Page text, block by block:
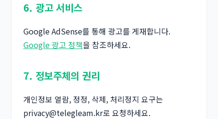
6. 광고 서비스
Google AdSense를 통해 광고를 게재합니다.
Google 광고 정책을 참조하세요.
7. 정보주체의 권리
개인정보 열람, 정정, 삭제, 처리정지 요구는
privacy@telegleam.kr로 요청하세요.